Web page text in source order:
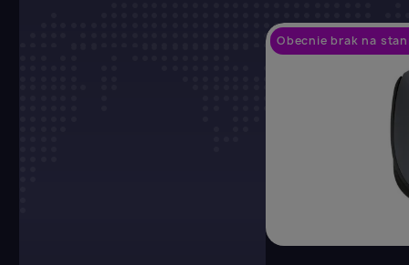
Obecnie brak na